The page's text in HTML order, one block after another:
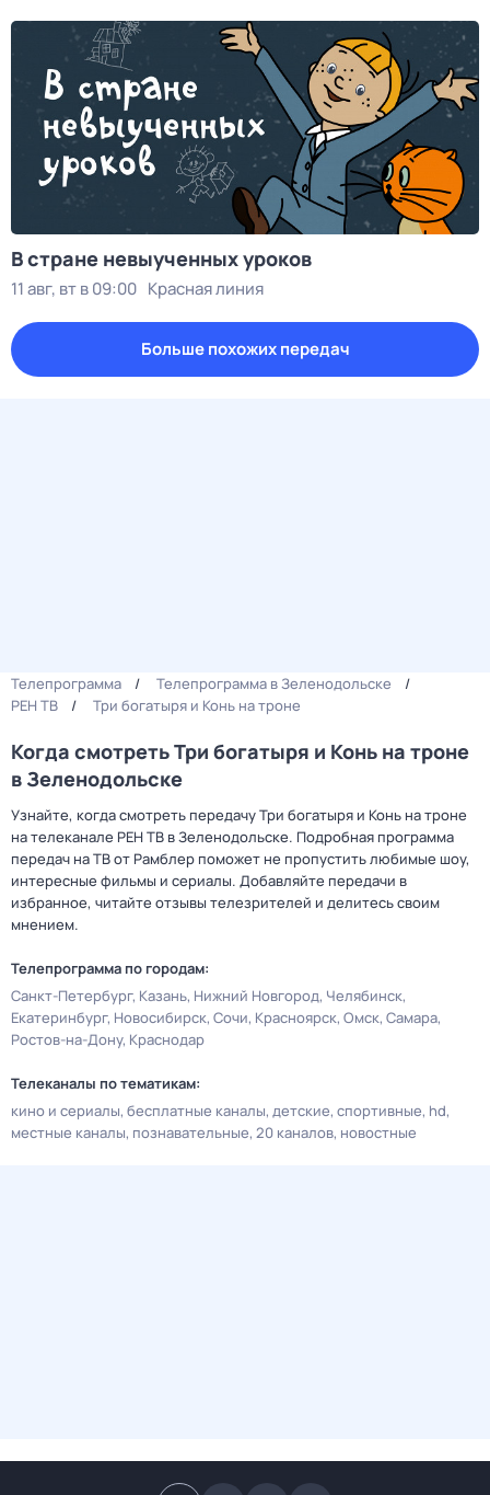
В стране невыученных уроков
11 авг, вт в 09:00 Красная линия
Больше похожих передач
Телепрограмма
Телепрограмма в Зеленодольске
РЕН ТВ
Три богатыря и Конь на троне
Когда смотреть Три богатыря и Конь на троне
в Зеленодольске
Узнайте, когда смотреть передачу Три богатыря и Конь на троне
на телеканале РЕН ТВ в Зеленодольске. Подробная программа
передач на ТВ от Рамблер поможет не пропустить любимые шоу,
интересные фильмы и сериалы. Добавляйте передачи в
избранное, читайте отзывы телезрителей и делитесь своим
мнением.
Телепрограмма по городам:
Санкт-Петербург Казань Нижний Новгород Челябинск
Екатеринбург Новосибирск Сочи Красноярск Омск Самара
Ростов-на-Дону Краснодар
Телеканалы по тематикам:
кино и сериалы бесплатные каналы детские спортивные hd
местные каналы познавательные 20 каналов новостные